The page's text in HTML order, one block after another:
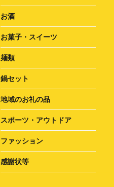
お酒
お菓子・スイーツ
麺類
鍋セット
地域のお礼の品
スポーツ・アウトドア
ファッション
感謝状等